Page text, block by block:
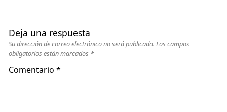
Deja una respuesta
Su dirección de correo electrónico no será publicada. Los campos
obligatorios están marcados *
Comentario *